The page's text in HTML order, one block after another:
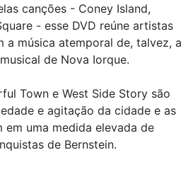
canções - Coney Island,
- esse DVD reúne artistas
a música atemporal de, talvez, a
de Nova Iorque.
Town e West Side Story são
e agitação da cidade e as
em uma medida elevada de
de Bernstein.